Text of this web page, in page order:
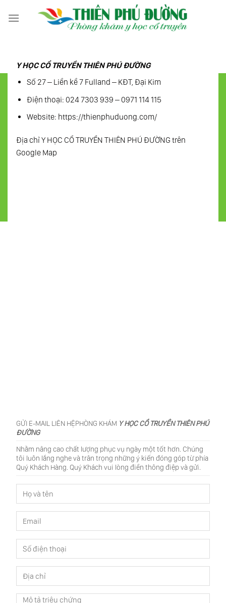
Y HỌC CỔ TRUYỀN THIÊN PHÚ ĐƯỜNG
Số 27 – Liền kề 7 Fulland – KĐT, Đại Kim
Điện thoại: 024 7303 939 – 0971 114 115
Website: https://thienphuduong.com/
Địa chỉ Y HỌC CỔ TRUYỀN THIÊN PHÚ ĐƯỜNG trên
Google Map
GỬI E-MAIL LIÊN HỆPHÒNG KHÁM Y HỌC CỔ TRUYỀN THIÊN PHÚ
ĐƯỜNG
Nhằm nâng cao chất lượng phục vụ ngày một tốt hơn. Chúng
tôi luôn lắng nghe và trân trọng những ý kiến đóng góp từ phía
Quý Khách Hàng. Quý Khách vui lòng điền thông điệp và gửi.